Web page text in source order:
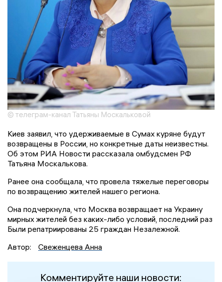
© телеграм-канал Татьяны Москальковой
Киев заявил, что удерживаемые в Сумах куряне будут
возвращены в России, но конкретные даты неизвестны.
Об этом РИА Новости рассказала омбудсмен РФ
Татьяна Москалькова.
Ранее она сообщала, что провела тяжелые переговоры
по возвращению жителей нашего региона.
Она подчеркнула, что Москва возвращает на Украину
мирных жителей без каких-либо условий, последний раз
Были репатриированы 25 граждан Незалежной.
Автор:
Свеженцева Анна
Комментируйте наши новости: